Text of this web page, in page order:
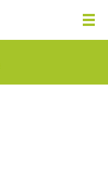
メ